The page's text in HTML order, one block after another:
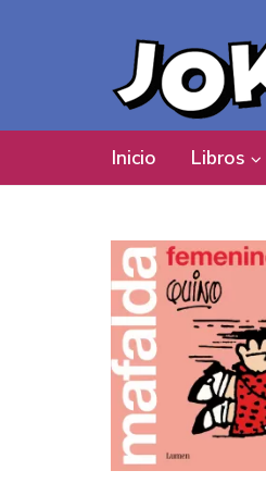
Inicio Libros